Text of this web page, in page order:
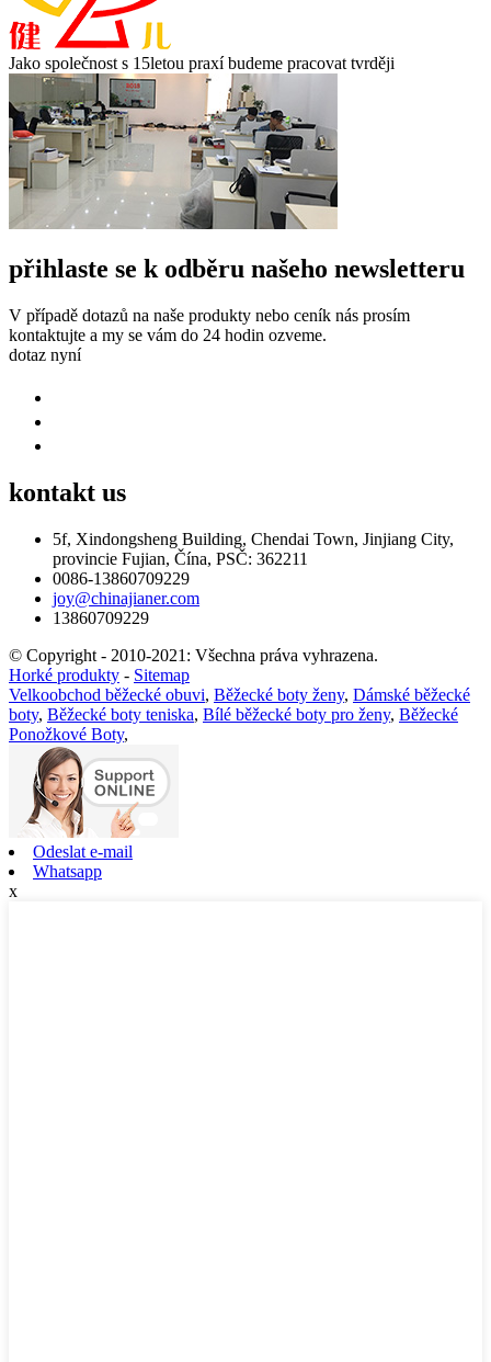
Jako společnost s 15letou praxí budeme pracovat tvrději
přihlaste se k odběru našeho newsletteru
V případě dotazů na naše produkty nebo ceník nás prosím
kontaktujte a my se vám do 24 hodin ozveme.
dotaz nyní
kontakt us
5f, Xindongsheng Building, Chendai Town, Jinjiang City,
provincie Fujian, Čína, PSČ: 362211
0086-13860709229
joy@chinajianer.com
13860709229
© Copyright - 2010-2021: Všechna práva vyhrazena.
Horké produkty - Sitemap
Velkoobchod běžecké obuvi, Běžecké boty ženy, Dámské běžecké
boty, Běžecké boty teniska, Bílé běžecké boty pro ženy, Běžecké
Ponožkové Boty,
Odeslat e-mail
Whatsapp
x